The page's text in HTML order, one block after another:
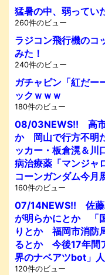
猛暑の中、弱ってい
260件のビュー
ラジコン飛行機のコ
みた！
240件のビュー
ガチャピン「紅だー
ックｗｗｗ
180件のビュー
08/03NEWS!! 高市
か 岡山で行方不明
ッカー・板倉滉＆
病治療薬「マンジ
コーンガンダム今月
160件のビュー
07/14NEWS!! 佐藤
が明らかにとか 「
りとか 福岡市消防
るとか 今後17年間
界のナベアツbot」
120件のビュー